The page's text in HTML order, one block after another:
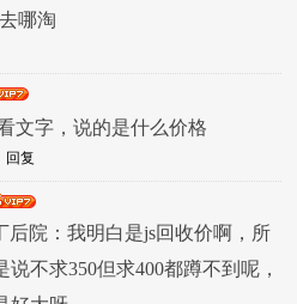
哪淘
文字，说的是什么价格
回复
后院：我明白是js回收价啊，所
说不求350但求400都蹲不到呢，